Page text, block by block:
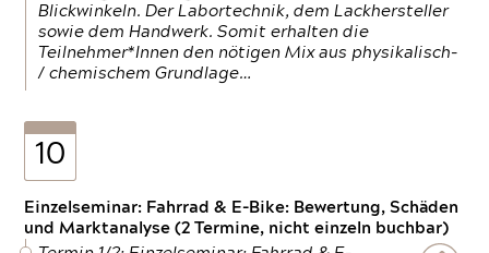
Blickwinkeln. Der Labortechnik, dem Lackhersteller
sowie dem Handwerk. Somit erhalten die
Teilnehmer*Innen den nötigen Mix aus physikalisch-
/ chemischem Grundlage…
10
Einzelseminar: Fahrrad & E-Bike: Bewertung, Schäden
und Marktanalyse (2 Termine, nicht einzeln buchbar)